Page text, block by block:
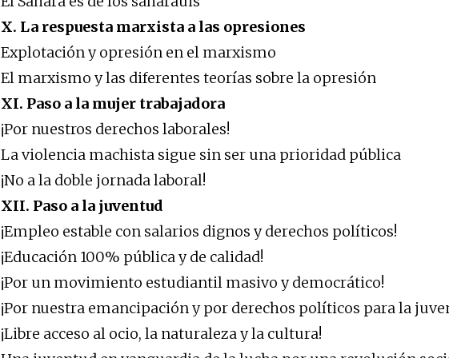
X. La respuesta marxista a las opresiones
Explotación y opresión en el marxismo
El marxismo y las diferentes teorías sobre la opresión
XI. Paso a la mujer trabajadora
¡Por nuestros derechos laborales!
La violencia machista sigue sin ser una prioridad pública
¡No a la doble jornada laboral!
XII. Paso a la juventud
¡Empleo estable con salarios dignos y derechos políticos!
¡Educación 100% pública y de calidad!
¡Por un movimiento estudiantil masivo y democrático!
¡Por nuestra emancipación y por derechos políticos para la
¡Libre acceso al ocio, la naturaleza y la cultura!